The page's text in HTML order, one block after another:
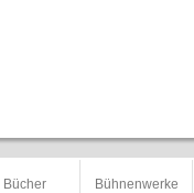
Bücher Bühnenwerke